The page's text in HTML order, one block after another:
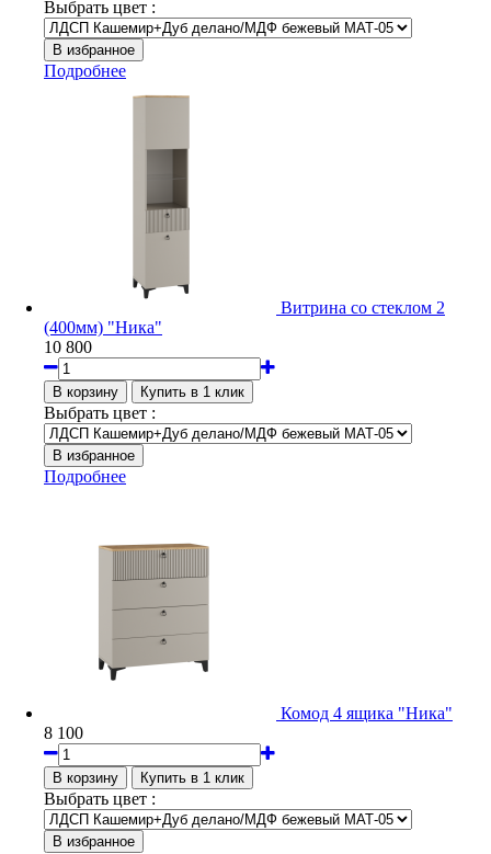
Выбрать цвет :
Подробнее
Витрина со стеклом 2
(400мм) "Ника"
10 800
Выбрать цвет :
Подробнее
Комод 4 ящика "Ника"
8 100
Выбрать цвет :